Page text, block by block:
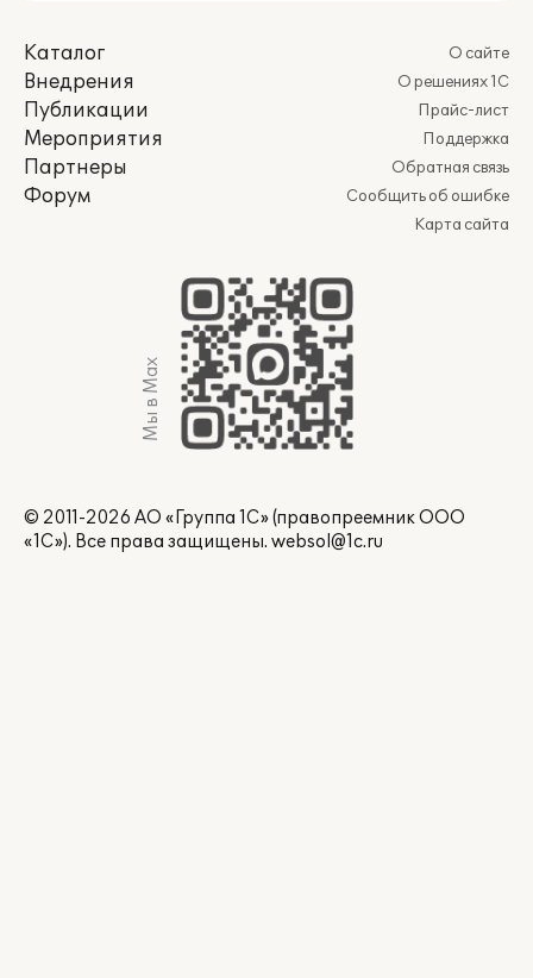
Каталог
Внедрения
Публикации
Мероприятия
Партнеры
Форум
О сайте
О решениях 1С
Прайс-лист
Поддержка
Обратная связь
Сообщить об ошибке
Карта сайта
Мы в Max
© 2011-2026 АО «Группа 1С» (правопреемник ООО
«1С»). Все права защищены. websol@1c.ru